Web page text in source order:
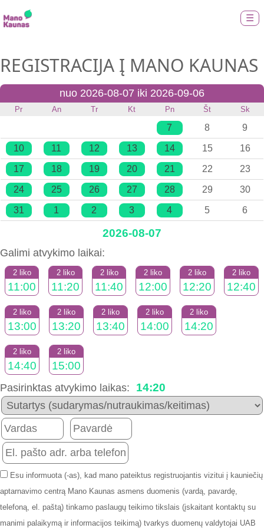
☰
REGISTRACIJA Į MANO KAUNAS
nuo 2026-08-07 iki 2026-09-06
Pr An Tr Kt Pn Št Sk
7 8 9
10 11 12 13 14 15 16
17 18 19 20 21 22 23
24 25 26 27 28 29 30
31 1 2 3 4 5 6
2026-08-07
Galimi atvykimo laikai:
2 liko
11:00
2 liko
11:20
2 liko
11:40
2 liko
12:00
2 liko
12:20
2 liko
12:40
2 liko
13:00
2 liko
13:20
2 liko
13:40
2 liko
14:00
2 liko
14:20
2 liko
14:40
2 liko
15:00
Pasirinktas atvykimo laikas: 14:20
Esu informuota (-as), kad mano pateiktus registruojantis vizitui į kauniečių
aptarnavimo centrą Mano Kaunas asmens duomenis (vardą, pavardę,
telefoną, el. paštą) tinkamo paslaugų teikimo tikslais (įskaitant kontaktų su
manimi palaikymą ir informacijos teikimą) tvarkys duomenų valdytojai UAB